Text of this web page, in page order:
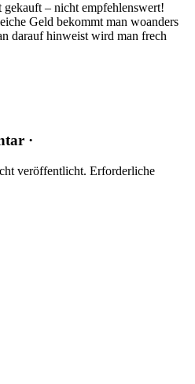
– nicht empfehlenswert!
Geld bekommt man woanders
darauf hinweist wird man frech
·
veröffentlicht. Erforderliche